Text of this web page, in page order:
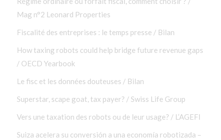
Mag n°2 Leonard Properties
Fiscalité des entreprises : le temps presse / Bilan
How taxing robots could help bridge future revenue gaps
/ OECD Yearbook
Le fisc et les données douteuses / Bilan
Superstar, scape goat, tax payer? / Swiss Life Group
Vers une taxation des robots ou de leur usage? / L’AGEFI
Suiza acelera su conversión a una economía robotizada –